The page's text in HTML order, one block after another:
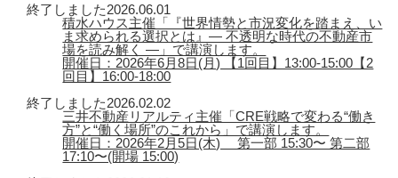
終了しました2026.06.01
積水ハウス主催「『世界情勢と市況変化を踏まえ、い
ま求められる選択とは』― 不透明な時代の不動産市
場を読み解く ―」で講演します。
開催日：2026年6月8日(月) 【1回目】13:00-15:00【2
回目】16:00-18:00
終了しました2026.02.02
三井不動産リアルティ主催「CRE戦略で変わる“働き
方”と“働く場所”のこれから」で講演します。
開催日：2026年2月5日(木) 第一部 15:30〜 第二部
17:10〜(開場 15:00)